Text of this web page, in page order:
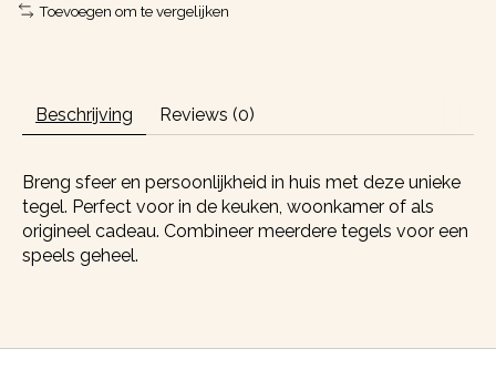
Toevoegen om te vergelijken
Beschrijving Reviews (0)
Breng sfeer en persoonlijkheid in huis met deze unieke
tegel. Perfect voor in de keuken, woonkamer of als
origineel cadeau. Combineer meerdere tegels voor een
speels geheel.